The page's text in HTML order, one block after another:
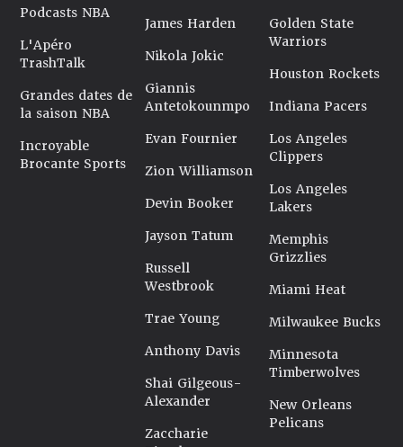
Podcasts NBA
L'Apéro
TrashTalk
Grandes dates de
la saison NBA
Incroyable
Brocante Sports
James Harden
Nikola Jokic
Giannis
Antetokounmpo
Evan Fournier
Zion Williamson
Devin Booker
Jayson Tatum
Russell
Westbrook
Trae Young
Anthony Davis
Shai Gilgeous-
Alexander
Zaccharie
Golden State
Warriors
Houston Rockets
Indiana Pacers
Los Angeles
Clippers
Los Angeles
Lakers
Memphis
Grizzlies
Miami Heat
Milwaukee Bucks
Minnesota
Timberwolves
New Orleans
Pelicans